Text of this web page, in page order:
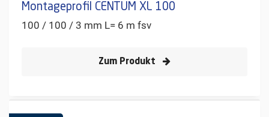
Montageprofil CENTUM XL 100
100 / 100 / 3 mm L= 6 m fsv
Zum Produkt